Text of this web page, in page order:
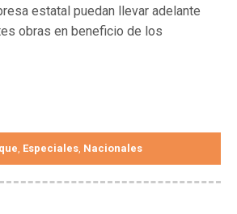
estatal puedan llevar adelante
obras en beneficio de los
Especiales Nacionales